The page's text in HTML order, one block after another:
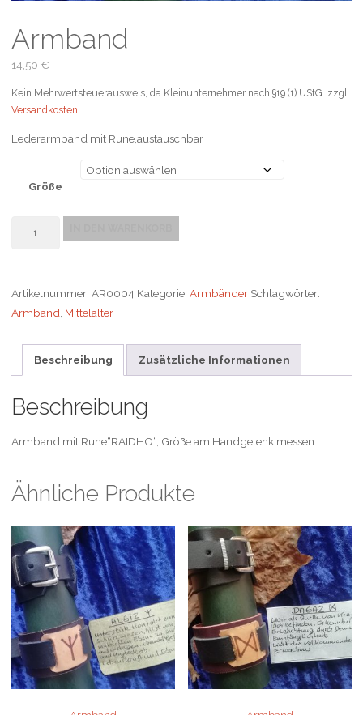
Armband
14,50 €
Kein Mehrwertsteuerausweis, da Kleinunternehmer nach §19 (1) UStG. zzgl.
Versandkosten
Lederarmband mit Rune,austauschbar
Größe
Artikelnummer: AR0004 Kategorie: Armbänder Schlagwörter:
Armband Mittelalter
Beschreibung Zusätzliche Informationen
Beschreibung
Armband mit Rune“RAIDHO“, Größe am Handgelenk messen
Ähnliche Produkte